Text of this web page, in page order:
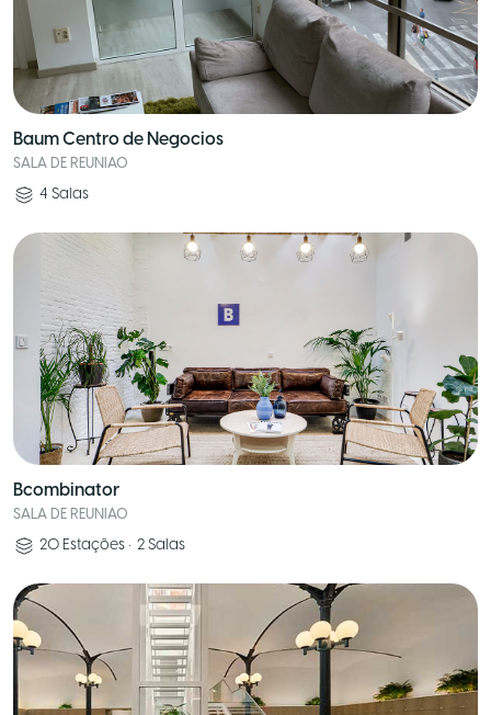
Baum Centro de Negocios
SALA DE REUNIAO
4 Salas
Bcombinator
SALA DE REUNIAO
20 Estações • 2 Salas